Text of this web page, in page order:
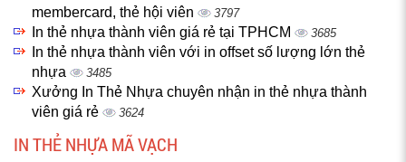
membercard, thẻ hội viên
3797
In thẻ nhựa thành viên giá rẻ tại TPHCM 3685
In thẻ nhựa thành viên với in offset số lượng lớn thẻ
nhựa
3485
Xưởng In Thẻ Nhựa chuyên nhận in thẻ nhựa thành
viên giá rẻ
3624
IN THẺ NHỰA MÃ VẠCH